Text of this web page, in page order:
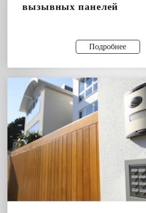
вызывных панелей
Подробнее